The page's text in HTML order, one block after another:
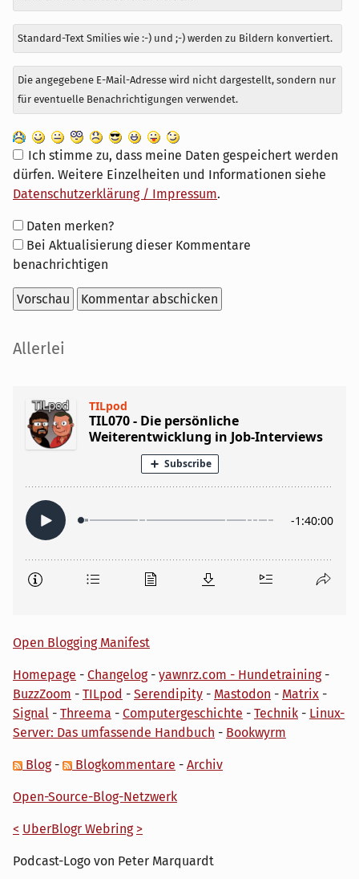
Standard-Text Smilies wie :-) und ;-) werden zu Bildern konvertiert.
Die angegebene E-Mail-Adresse wird nicht dargestellt, sondern nur
für eventuelle Benachrichtigungen verwendet.
Ich stimme zu, dass meine Daten gespeichert werden
dürfen. Weitere Einzelheiten und Informationen siehe
Datenschutzerklärung / Impressum.
Formular-
Optionen
Daten merken?
Bei Aktualisierung dieser Kommentare
benachrichtigen
Seitenleiste
Allerlei
Open Blogging Manifest
Homepage - Changelog- yawnrz.com - Hundetraining-
BuzzZoom - TILpod - Serendipity - Mastodon - Matrix -
Signal - Threema - Computergeschichte - Technik - Linux-
Server: Das umfassende Handbuch - Bookwyrm
Blog- Blogkommentare - Archiv
Open-Source-Blog-Netzwerk
< UberBlogr Webring >
Podcast-Logo von Peter Marquardt